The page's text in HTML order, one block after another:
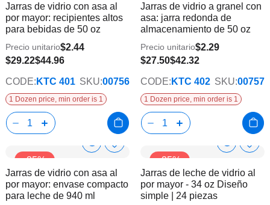
Info la
lista
deseos
Jarras de vidrio con asa al
por mayor: recipientes altos
para bebidas de 50 oz
$29.22$44.96
Precio unitario$2.44
CODE: KTC 401 SKU:00756
1 Dozen price, min order is 1
Info la
de
Jarras de vidrio a granel con
asa: jarra redonda de
almacenamiento de 50 oz
$27.50$42.32
Precio unitario$2.29
CODE: KTC 402 SKU:00757
1 Dozen price, min order is 1
-35%
Show
Info
Añadir
la
lista
Jarras de vidrio con asa al
por mayor: envase compacto
para leche de 940 ml
-35%
Show
Info la
Jarras de leche de vidrio al
por mayor - 34 oz Diseño
simple | 24 piezas